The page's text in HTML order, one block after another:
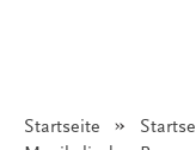
Startseite